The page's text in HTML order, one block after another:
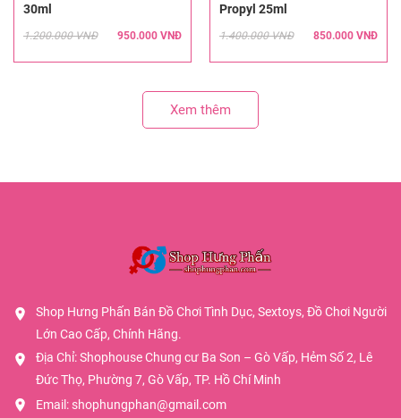
30ml
1.200.000 VNĐ 950.000 VNĐ
Propyl 25ml
1.400.000 VNĐ 850.000 VNĐ
Xem thêm
Shop Hưng Phấn Bán Đồ Chơi Tình Dục, Sextoys, Đồ Chơi Người
Lớn Cao Cấp, Chính Hãng.
Địa Chỉ: Shophouse Chung cư Ba Son – Gò Vấp, Hẻm Số 2, Lê
Đức Thọ, Phường 7, Gò Vấp, TP. Hồ Chí Minh
Email: shophungphan@gmail.com